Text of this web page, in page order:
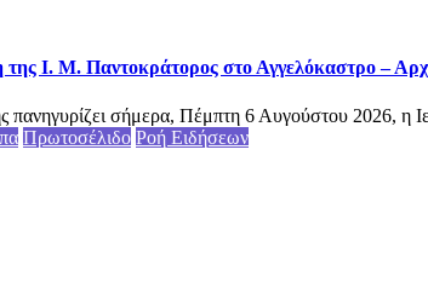
Ι. Μ. Παντοκράτορος στο Αγγελόκαστρο –
πανηγυρίζει σήμερα, Πέμπτη 6 Αυγούστου 2026, η
Πρωτοσέλιδο Ροή Ειδήσεων